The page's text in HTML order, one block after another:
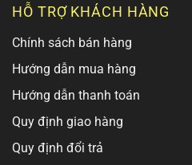
HỖ TRỢ KHÁCH HÀNG
Chính sách bán hàng
Hướng dẫn mua hàng
Hướng dẫn thanh toán
Quy định giao hàng
Quy định đổi trả